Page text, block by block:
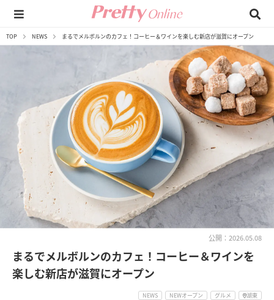
TOP NEWS まるでメルボルンのカフェ！コーヒー＆ワインを楽しむ新店が滋賀にオープン
公開：2026.05.08
まるでメルボルンのカフェ！コーヒー＆ワインを
楽しむ新店が滋賀にオープン
NEWS NEWオープン グルメ 湖東